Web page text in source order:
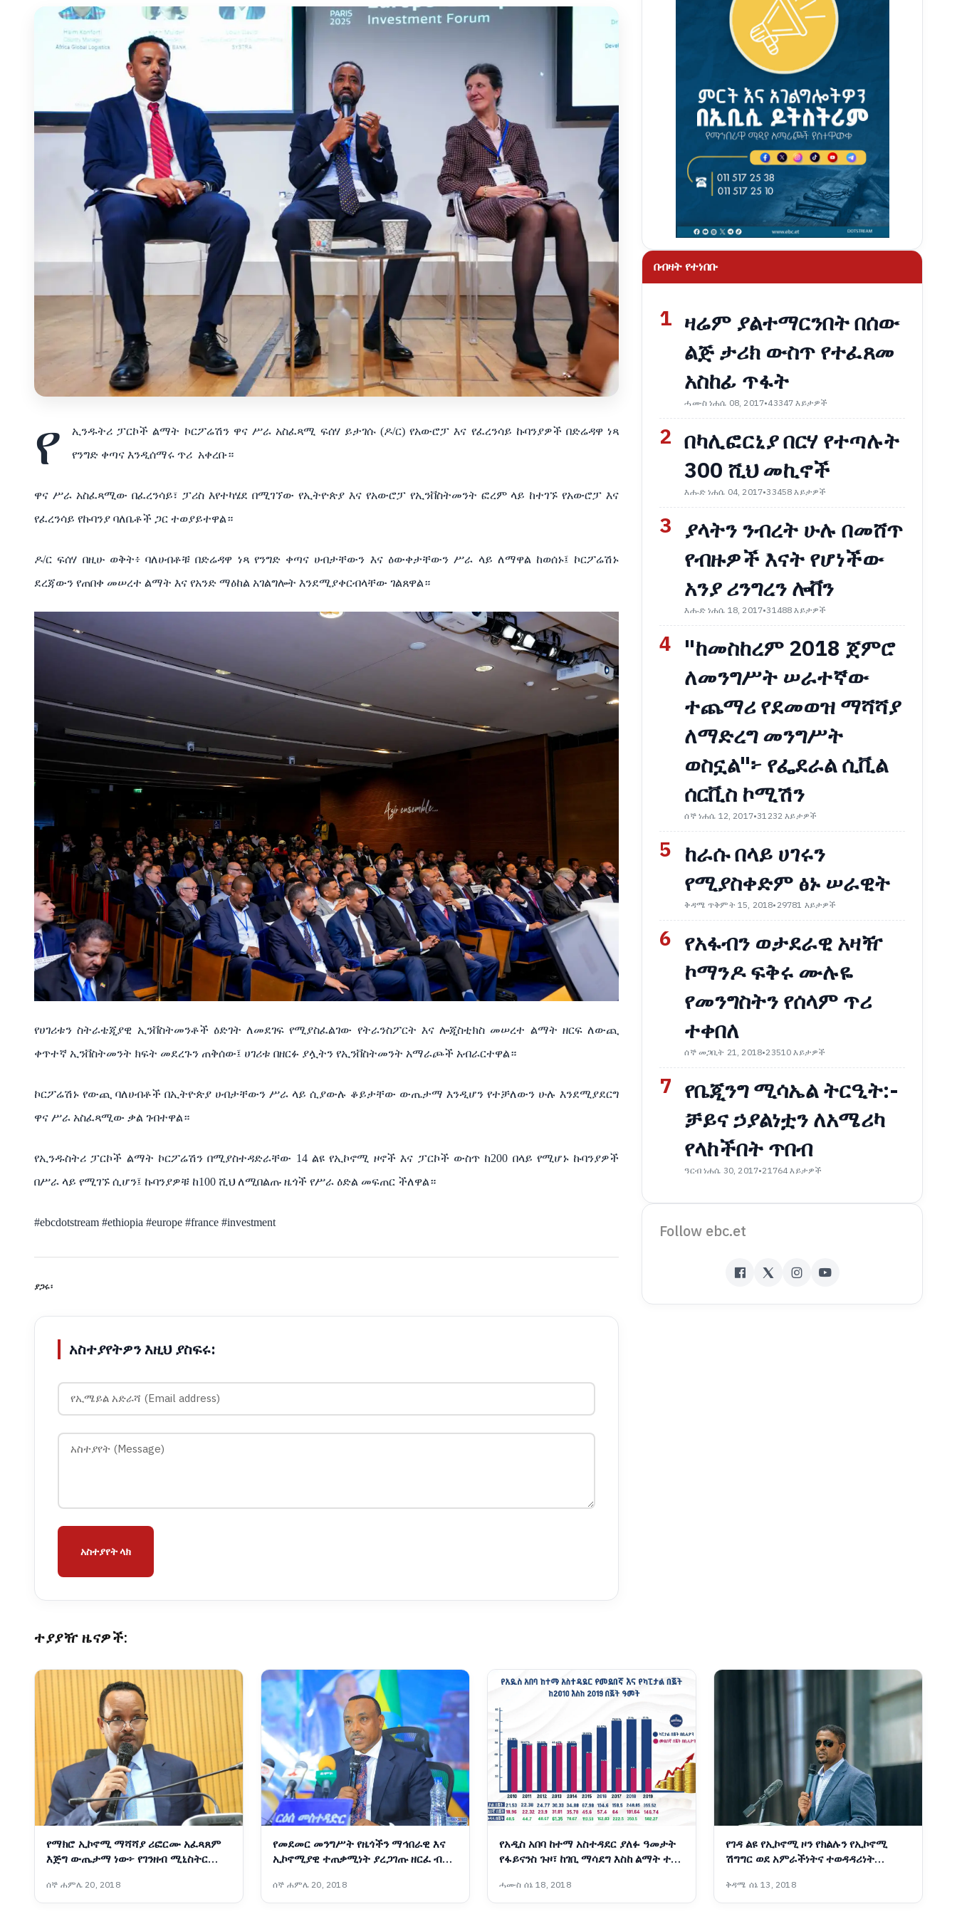
የ
ኢንዱትሪ ፓርኮች ልማት ኮርፖሬሽን ዋና ሥራ አስፈጻሚ ፍሰሃ ይታገሱ (ዶ/ር) የአውሮፓ እና የፈረንሳይ ኩባንያዎች በድሬዳዋ ነጻ
የንግድ ቀጣና እንዲሰማሩ ጥሪ አቀረቡ።
ዋና ሥራ አስፈጻሚው በፈረንሳይ፣ ፓሪስ እየተካሄደ በሚገኘው የኢትዮጵያ እና የአውሮፓ የኢንቨስትመንት ፎረም ላይ ከተገኙ የአውሮፓ እና
የፈረንሳይ የኩባንያ ባለቤቶች ጋር ተወያይተዋል።
ዶ/ር ፍሰሃ በዚሁ ወቅት፥ ባለሀብቶቹ በድሬዳዋ ነጻ የንግድ ቀጣና ሀብታቸውን እና ዕውቀታቸውን ሥራ ላይ ለማዋል ከወሰኑ፤ ኮርፖሬሽኑ
ደረጃውን የጠበቀ መሠረተ ልማት እና የአንድ ማዕከል አገልግሎት እንደሚያቀርብላቸው ገልጸዋል።
የሀገሪቱን ስትራቴጂያዊ ኢንቨስትመንቶች ዕድገት ለመደገፍ የሚያስፈልገው የትራንስፖርት እና ሎጂስቲክስ መሠረተ ልማት ዘርፍ ለውጪ
ቀጥተኛ ኢንቨስትመንት ክፍት መደረጉን ጠቅሰው፤ ሀገሪቱ በዘርፉ ያሏትን የኢንቨስትመንት አማራጮች አብራርተዋል።
ኮርፖሬሽኑ የውጪ ባለሀብቶች በኢትዮጵያ ሀብታቸውን ሥራ ላይ ሲያውሉ ቆይታቸው ውጤታማ እንዲሆን የተቻለውን ሁሉ እንደሚያደርግ
ዋና ሥራ አስፈጻሚው ቃል ገብተዋል።
የኢንዱስትሪ ፓርኮች ልማት ኮርፖሬሽን በሚያስተዳድራቸው 14 ልዩ የኢኮኖሚ ዞኖች እና ፓርኮች ውስጥ ከ200 በላይ የሚሆኑ ኩባንያዎች
በሥራ ላይ የሚገኙ ሲሆን፤ ኩባንያዎቹ ከ100 ሺህ ለሚበልጡ ዜጎች የሥራ ዕድል መፍጠር ችለዋል።
#ebcdotstream #ethiopia #europe #france #investment
ያጋሩ፡
አስተያየትዎን እዚህ ያስፍሩ:
አስተያየት ላክ
በብዛት የተነበቡ
1 ዛሬም ያልተማርንበት በሰው
ልጅ ታሪክ ውስጥ የተፈጸመ
አስከፊ ጥፋት
ሓሙስ ነሐሴ 08, 2017•43347 እይታዎች
2 በካሊፎርኒያ በርሃ የተጣሉት
300 ሺህ መኪኖች
እሑድ ነሐሴ 04, 2017•33458 እይታዎች
3 ያላትን ንብረት ሁሉ በመሸጥ
የብዙዎች እናት የሆነችው
አንያ ሪንግረን ሎቨን
እሑድ ነሐሴ 18, 2017•31488 እይታዎች
4 "ከመስከረም 2018 ጀምሮ
ለመንግሥት ሠራተኛው
ተጨማሪ የደመወዝ ማሻሻያ
ለማድረግ መንግሥት
ወስኗል"፦ የፌደራል ሲቪል
ሰርቪስ ኮሚሽን
ሰኞ ነሐሴ 12, 2017•31232 እይታዎች
5 ከራሱ በላይ ሀገሩን
የሚያስቀድም ፅኑ ሠራዊት
ቅዳሜ ጥቅምት 15, 2018•29781 እይታዎች
6 የአፋብን ወታደራዊ አዛዥ
ኮማንዶ ፍቅሩ ሙሉዬ
የመንግስትን የሰላም ጥሪ
ተቀበለ
ሰኞ መጋቢት 21, 2018•23510 እይታዎች
7 የቤጂንግ ሚሳኤል ትርዒት:-
ቻይና ኃያልነቷን ለአሜሪካ
የላከችበት ጥበብ
ዓርብ ነሐሴ 30, 2017•21764 እይታዎች
Follow ebc.et
ተያያዥ ዜናዎች:
የማክሮ ኢኮኖሚ ማሻሻያ ሪፎርሙ አፈጻጸም
እጅግ ውጤታማ ነው፦ የገንዘብ ሚኒስትር
ሰኞ ሐምሌ 20, 2018
የመደመር መንግሥት የዜጎችን ማኅበራዊ እና
ኢኮኖሚያዊ ተጠቃሚነት ያረጋገጡ ዘርፈ ብዙ
መስተዳድር ኢንጂነር ነጋሽ ዋጌሾ (ዶ/ር)
ሰኞ ሐምሌ 20, 2018
የአዲስ አበባ ከተማ አስተዳደር ያለፉ ዓመታት
የፋይናንስ ጉዞ፣ ከገቢ ማሳደግ እስከ ልማት ተኮር
ሓሙስ ሰኔ 18, 2018
የገዳ ልዩ የኢኮኖሚ ዞን የክልሉን የኢኮኖሚ
ሽግግር ወደ አምራችነትና ተወዳዳሪነት
መስተዳድር ሽመልስ አብዲሳ
ቅዳሜ ሰኔ 13, 2018